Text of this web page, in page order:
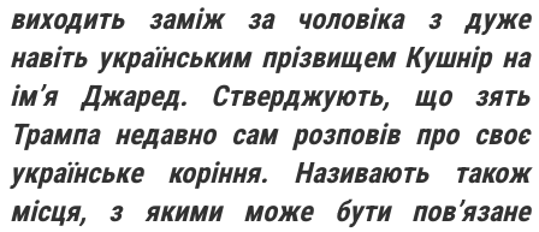
виходить заміж за чоловіка з дуже
навіть українським прізвищем Кушнір на
ім’я Джаред. Стверджують, що зять
Трампа недавно сам розповів про своє
українське коріння. Називають також
місця, з якими може бути пов’язане